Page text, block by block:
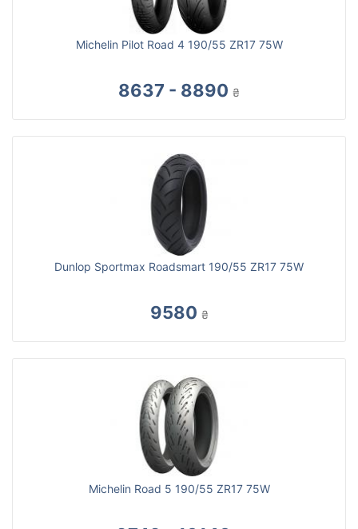
Michelin Pilot Road 4 190/55 ZR17 75W
8637 - 8890 ₴
Dunlop Sportmax Roadsmart 190/55 ZR17 75W
9580 ₴
Michelin Road 5 190/55 ZR17 75W